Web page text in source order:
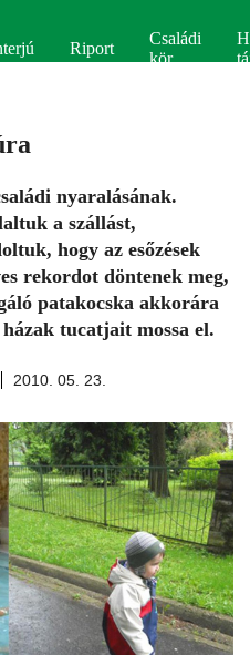
Riport
Családi
kör
nyaralásának.
a szállást,
hogy az esőzések
rekordot döntenek meg,
patakocska akkorára
tucatjait mossa el.
2010. 05. 23.